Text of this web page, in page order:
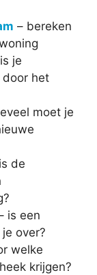
– bereken
je
door het
moet je
de
is een
over?
welke
krijgen?